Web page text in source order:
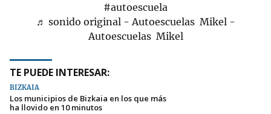
#autoescuela
♬ sonido original - Autoescuelas Mikel -
Autoescuelas Mikel
TE PUEDE INTERESAR:
BIZKAIA
Los municipios de Bizkaia en los que más
ha llovido en 10 minutos